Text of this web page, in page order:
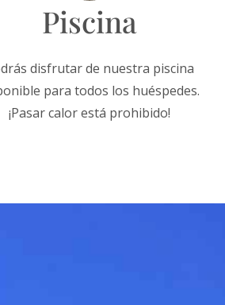
Piscina
disfrutar de nuestra piscina
para todos los huéspedes.
¡Pasar calor está prohibido!